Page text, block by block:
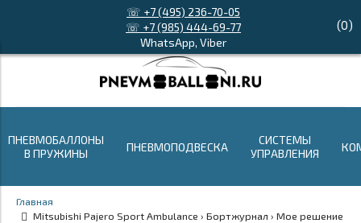
☏ +7 (495) 236-70-05
☏ +7 (985) 444-69-77
WhatsApp, Viber
(0)
ПНЕВМОБАЛЛОНЫ
В ПРУЖИНЫ
ПНЕВМОПОДВЕСКА
СИСТЕМЫ
УПРАВЛЕНИЯ
Главная
Mitsubishi Pajero Sport Ambulance › Бортжурнал › Мое решение